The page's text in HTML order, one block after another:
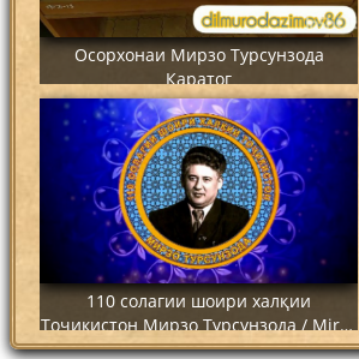
Осорхонаи Мирзо Турсунзода
Каратог
110 солагии шоири халқии
Тоҷикистон Мирзо Турсунзода / Mirzo
Tursunzoda